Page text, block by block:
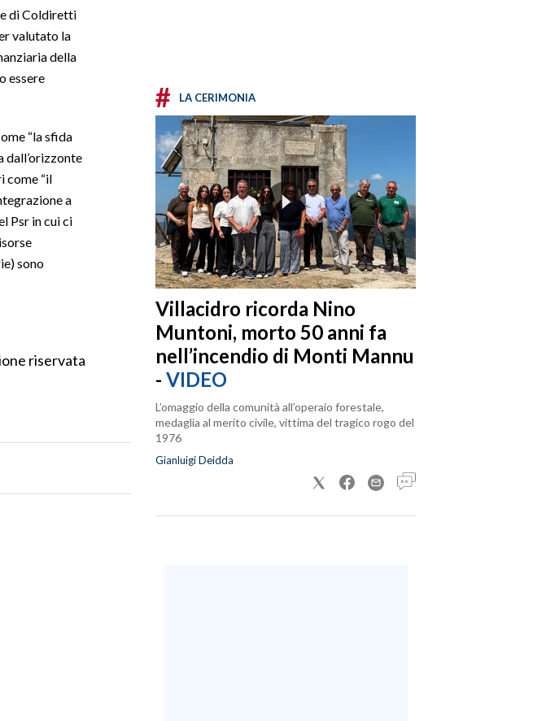
di Coldiretti
valutato la
della
essere
“la sfida
dall’orizzonte
come “il
a
Psr in cui ci
sono
riservata
# LA CERIMONIA
Villacidro ricorda Nino
Muntoni, morto 50 anni fa
nell’incendio di Monti Mannu
- VIDEO
L’omaggio della comunità all’operaio forestale,
medaglia al merito civile, vittima del tragico rogo del
1976
Gianluigi Deidda